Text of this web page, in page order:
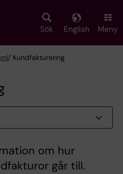
Sök English Meny
/ Kundfakturering
om hur
går till.